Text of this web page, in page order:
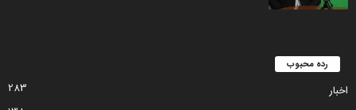
رده محبوب
اخبار
283